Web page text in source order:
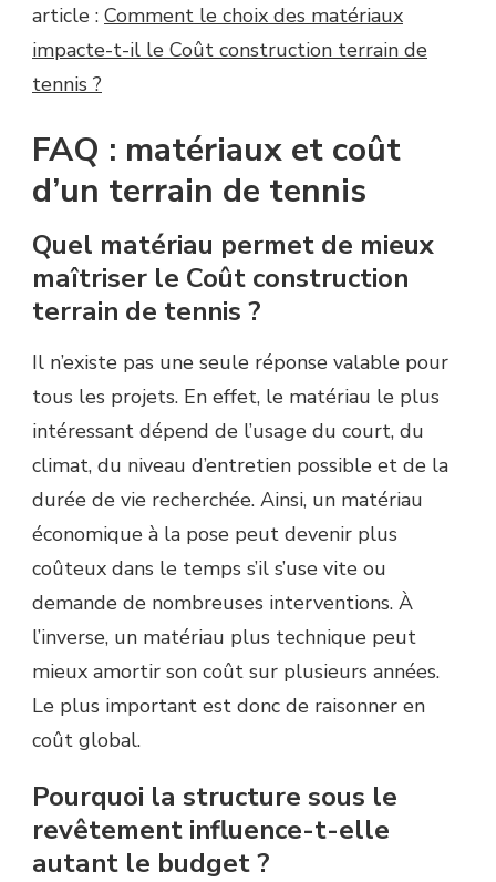
article : Comment le choix des matériaux
impacte-t-il le Coût construction terrain de
tennis ?
FAQ : matériaux et coût
d’un terrain de tennis
Quel matériau permet de mieux
maîtriser le Coût construction
terrain de tennis ?
Il n’existe pas une seule réponse valable pour
tous les projets. En effet, le matériau le plus
intéressant dépend de l’usage du court, du
climat, du niveau d’entretien possible et de la
durée de vie recherchée. Ainsi, un matériau
économique à la pose peut devenir plus
coûteux dans le temps s’il s’use vite ou
demande de nombreuses interventions. À
l’inverse, un matériau plus technique peut
mieux amortir son coût sur plusieurs années.
Le plus important est donc de raisonner en
coût global.
Pourquoi la structure sous le
revêtement influence-t-elle
autant le budget ?